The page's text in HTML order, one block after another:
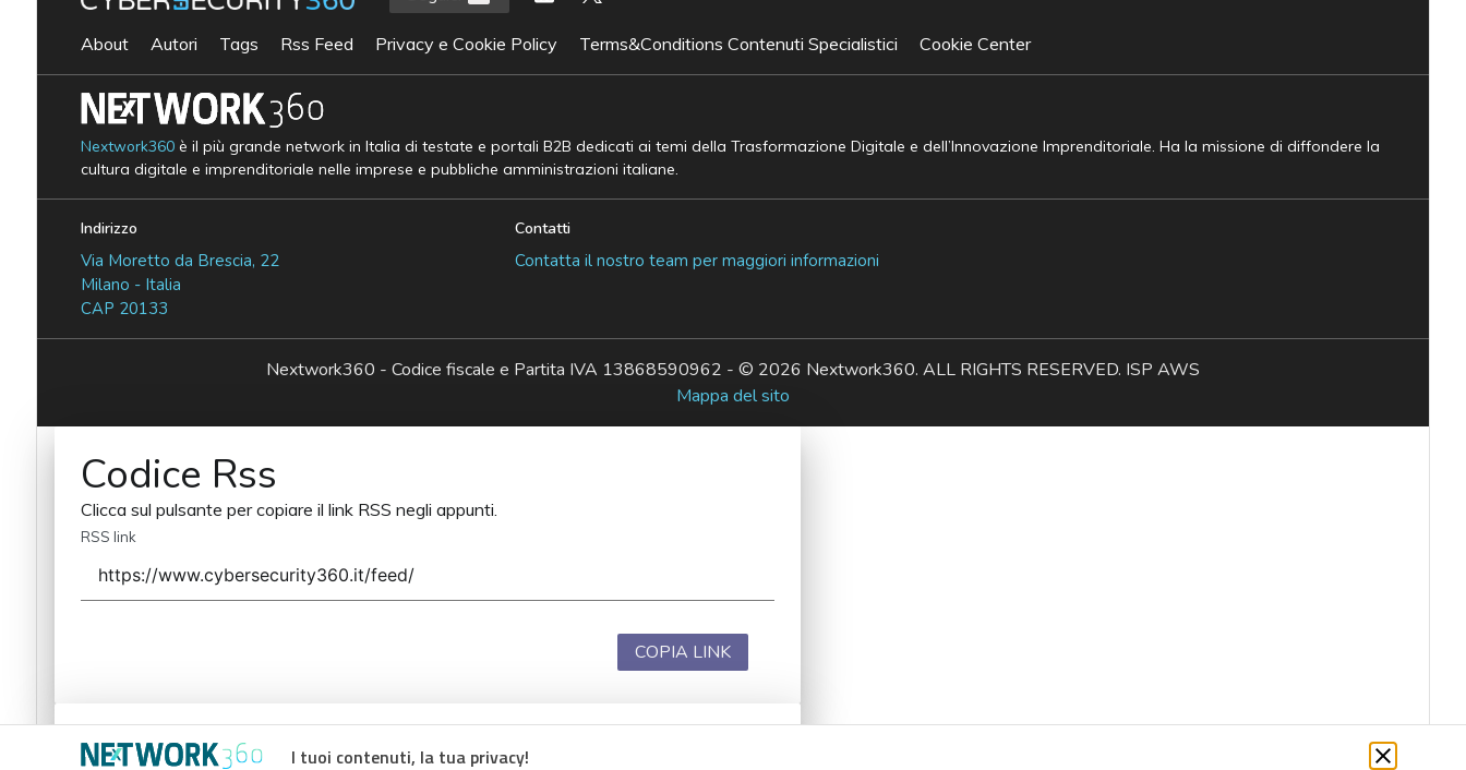
I tuoi contenuti, la tua privacy!
About Autori Tags Rss Feed Privacy e Cookie Policy Terms&Conditions Contenuti Specialistici Cookie Center
Nextwork360è il più grande network in Italia di testate e portali B2B dedicati ai temi della Trasformazione Digitale e dell’Innovazione Imprenditoriale. Ha la missione di diffondere la
cultura digitale e imprenditoriale nelle imprese e pubbliche amministrazioni italiane.
Indirizzo
Via Moretto da Brescia, 22
Milano - Italia
CAP 20133
Contatti
Contatta il nostro team per maggiori informazioni
Nextwork360 - Codice fiscale e Partita IVA 13868590962 - © 2026 Nextwork360. ALL RIGHTS RESERVED. ISP AWS
Mappa del sito
Codice Rss
Clicca sul pulsante per copiare il link RSS negli appunti.
RSS link
COPIA LINK
Codice Rss